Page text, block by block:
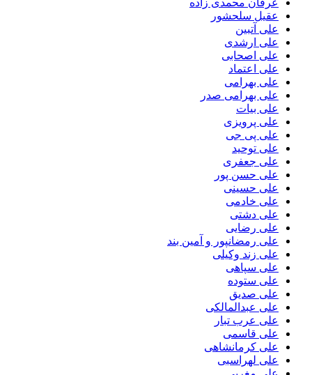
عرفان محمدی زاده
عقیل سلحشور
علی آتبین
علی ارشدی
علی اصحابی
علی اعتماد
علی بهرامی
علی بهرامی صدر
علی بیات
علی پرویزی
علی پی جی
علی توحید
علی جعفری
علی حسن پور
علی حسینی
علی خادمی
علی دشتی
علی رضایی
علی رمضانپور و آمین بند
علی زند وکیلی
علی سپاهی
علی ستوده
علی صدیق
علی عبدالمالکی
علی عرب تبار
علی قاسمی
علی کرمانشاهی
علی لهراسبی